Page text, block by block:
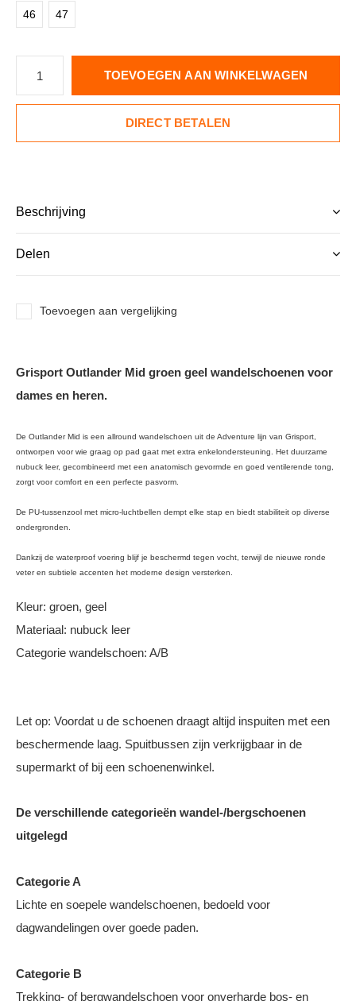
46 47
TOEVOEGEN AAN WINKELWAGEN
DIRECT BETALEN
Beschrijving
Delen
Toevoegen aan vergelijking
Grisport Outlander Mid groen geel wandelschoenen voor
dames en heren.
De Outlander Mid is een allround wandelschoen uit de Adventure lijn van Grisport,
ontworpen voor wie graag op pad gaat met extra enkelondersteuning. Het duurzame
nubuck leer, gecombineerd met een anatomisch gevormde en goed ventilerende tong,
zorgt voor comfort en een perfecte pasvorm.
De PU-tussenzool met micro-luchtbellen dempt elke stap en biedt stabiliteit op diverse
ondergronden.
Dankzij de waterproof voering blijf je beschermd tegen vocht, terwijl de nieuwe ronde
veter en subtiele accenten het moderne design versterken.
Kleur: groen, geel
Materiaal: nubuck leer
Categorie wandelschoen: A/B
Let op: Voordat u de schoenen draagt altijd inspuiten met een
beschermende laag. Spuitbussen zijn verkrijgbaar in de
supermarkt of bij een schoenenwinkel.
De verschillende categorieën wandel-/bergschoenen
uitgelegd
Categorie A
Lichte en soepele wandelschoenen, bedoeld voor
dagwandelingen over goede paden.
Categorie B
Trekking- of bergwandelschoen voor onverharde bos- en